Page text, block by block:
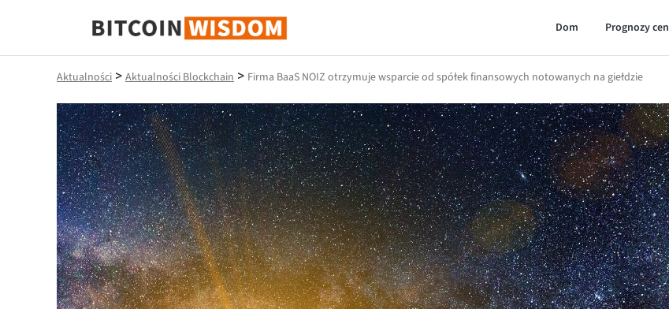
Mądrość Bitcoina
Dom Prognozy cen
Aktualności > Aktualności Blockchain > Firma BaaS NOIZ otrzymuje wsparcie od spółek finansowych notowanych na giełdzie